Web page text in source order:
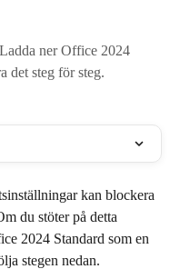
ner Office 2024
det steg för steg.
kan blockera
du stöter på detta
2024 Standard som en
stegen nedan.